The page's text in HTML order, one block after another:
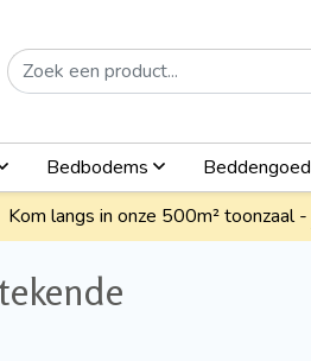
Bedbodems Beddengoed
Kom langs in onze 500m² toonzaal -